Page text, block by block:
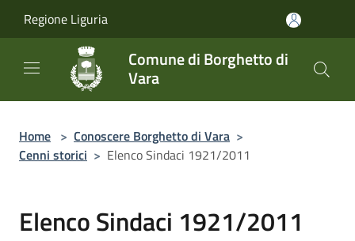
Regione Liguria
Comune di Borghetto di
Vara
Home > Conoscere Borghetto di Vara >
Cenni storici > Elenco Sindaci 1921/2011
Elenco Sindaci 1921/2011